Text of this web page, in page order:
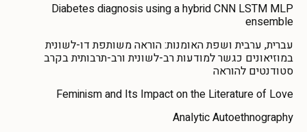
Diabetes diagnosis using a hybrid CNN LSTM MLP
ensemble
עברית, ערבית ושפת האומנות: הוראה משותפת דו-לשונית
במוזיאונים כגשר למודעות רב-לשונית ורב-תרבותית בקרב
סטודנטים להוראה
Feminism and Its Impact on the Literature of Love
Analytic Autoethnography